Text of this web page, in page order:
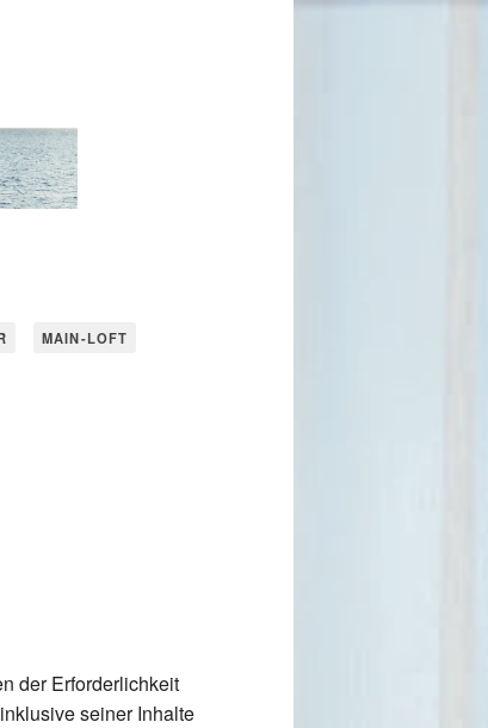
MAIN-LOFT
der Erforderlichkeit
seiner Inhalte